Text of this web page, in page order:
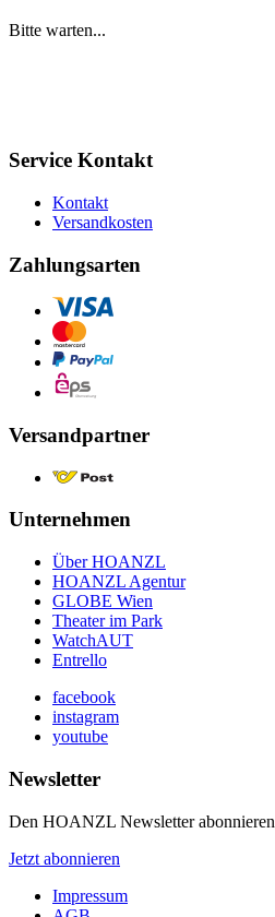
Bitte warten...
Service Kontakt
Kontakt
Versandkosten
Zahlungsarten
Versandpartner
Unternehmen
Über HOANZL
HOANZL Agentur
GLOBE Wien
Theater im Park
WatchAUT
Entrello
facebook
instagram
youtube
Newsletter
Den HOANZL Newsletter abonnieren
Jetzt abonnieren
Impressum